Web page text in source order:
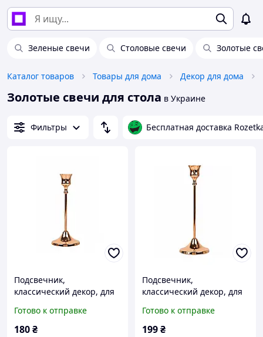
Зеленые свечи Столовые свечи Золотые
Каталог товаров Товары для дома Декор для дома
Золотые свечи для стола в Украине
Фильтры Бесплатная доставка
Подсвечник,
классический декор, для
праздничного декора,
розовое золото, 16 см
Готово к отправке
180₴
Подсвечник,
классический декор, для
праздничного декора,
розовое золото, 18 см
Готово к отправке
199₴